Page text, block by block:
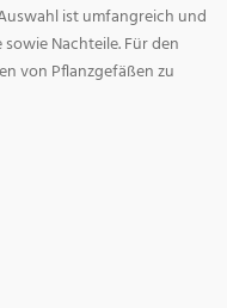
ist umfangreich und
Nachteile. Für den
von Pflanzgefäßen zu